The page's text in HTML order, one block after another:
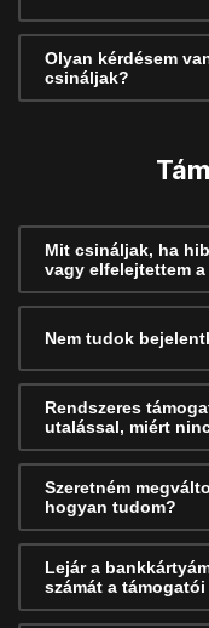
Olyan kérdésem
csináljak?
Mit csináljak, ha
vagy elfelejtettem a
Nem tudok
Rendszeres
utalással, miért
Szeretném
hogyan tudom?
Lejár a
számát a